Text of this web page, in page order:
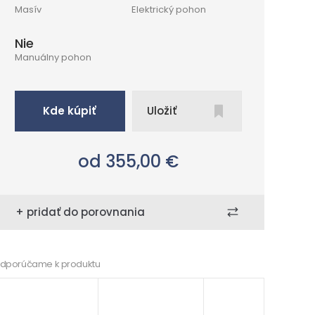
Masív Elektrický pohon
Manuálny pohon
Nie
Kde kúpiť Uložiť
od 355,00 €
+ pridať do porovnania
k produktu